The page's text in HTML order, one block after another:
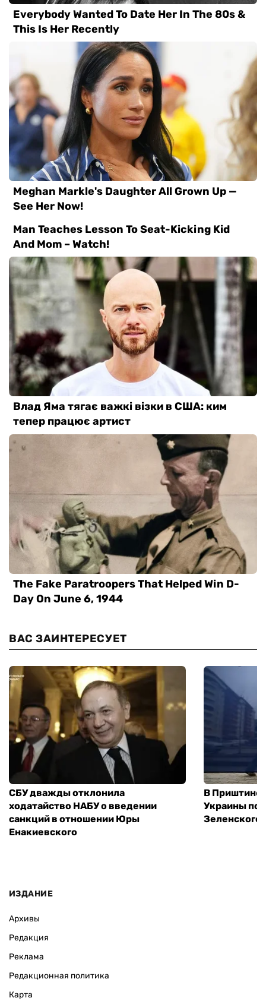
ВАС ЗАИНТЕРЕСУЕТ
СБУ дважды отклонила
ходатайство НАБУ о введении
санкций в отношении Юры
Енакиевского
В Приштине
Украины
Зеленского
ИЗДАНИЕ
Архивы
Редакция
Реклама
Редакционная политика
Карта